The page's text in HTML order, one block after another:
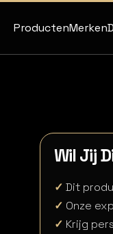
ProductenMerken
Wil Jij
✓ Dit
✓ Onze
✓ Krijg